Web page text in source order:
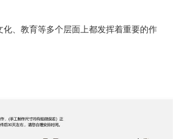
化、教育等多个层面上都发挥着重要的作